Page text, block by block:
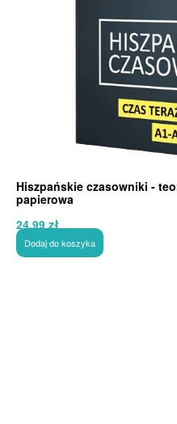
Hiszpańskie czasowniki -
papierowa
24,99zł
Dodaj do koszyka